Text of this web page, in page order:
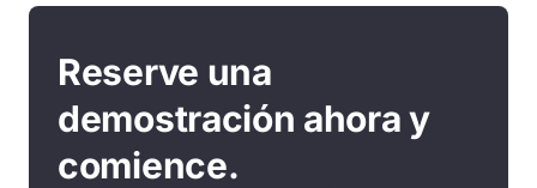
Reserve una
demostración ahora y
comience.